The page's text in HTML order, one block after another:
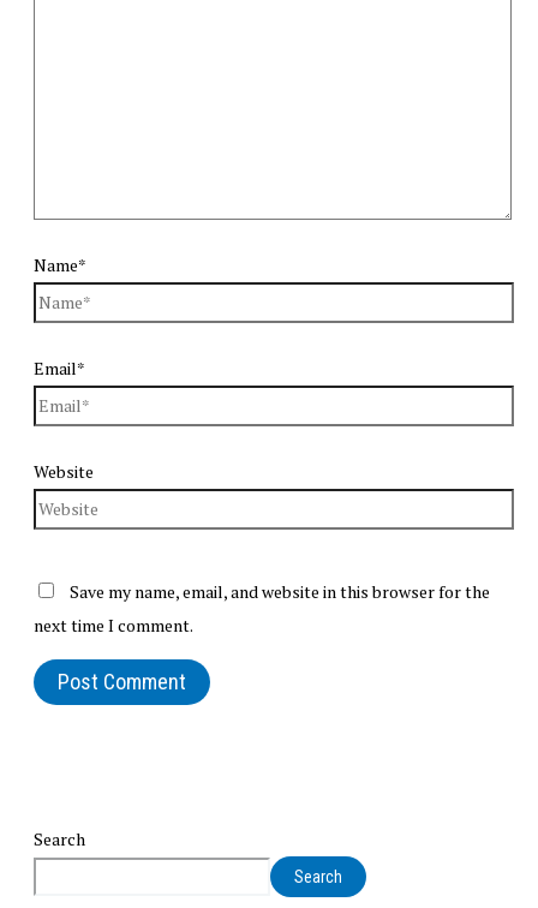
Name*
Email*
Website
Save my name, email, and website in this browser for the
next time I comment.
Search
Search